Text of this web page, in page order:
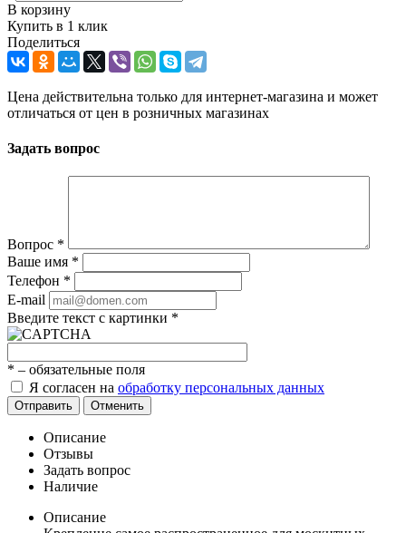
В корзину
Купить в 1 клик
Поделиться
Цена действительна только для интернет-магазина и может
отличаться от цен в розничных магазинах
Задать вопрос
Вопрос *
Ваше имя *
Телефон *
E-mail
Введите текст с картинки *
* – обязательные поля
Я согласен на обработку персональных данных
Отправить Отменить
Описание
Отзывы
Задать вопрос
Наличие
Описание